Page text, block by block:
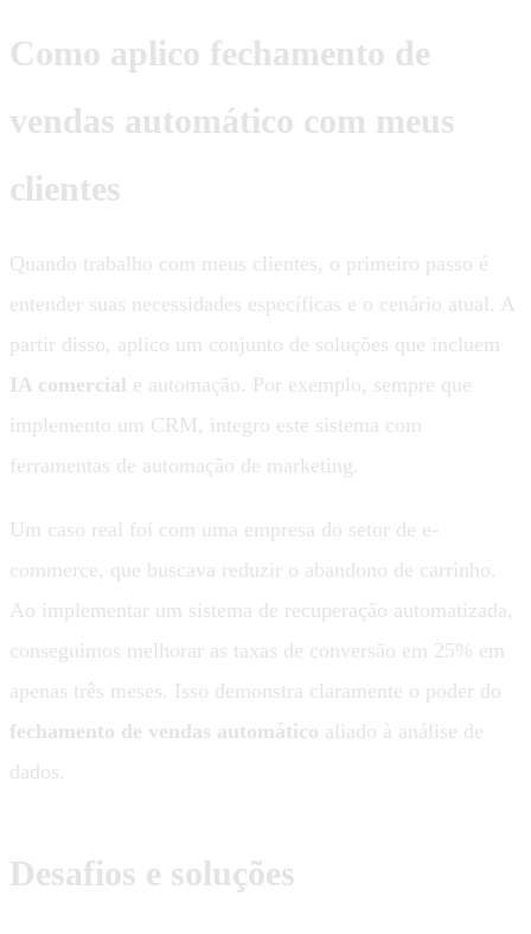
Como aplico fechamento de
vendas automático com meus
clientes
Quando trabalho com meus clientes, o primeiro passo é
entender suas necessidades específicas e o cenário atual. A
partir disso, aplico um conjunto de soluções que incluem
IA comercial e automação. Por exemplo, sempre que
implemento um CRM, integro este sistema com
ferramentas de automação de marketing.
Um caso real foi com uma empresa do setor de e-
commerce, que buscava reduzir o abandono de carrinho.
Ao implementar um sistema de recuperação automatizada,
conseguimos melhorar as taxas de conversão em 25% em
apenas três meses. Isso demonstra claramente o poder do
fechamento de vendas automático aliado à análise de
dados.
Desafios e soluções